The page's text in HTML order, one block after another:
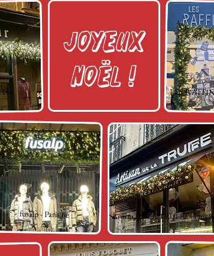
Joyeux
Noël !
LES
fusalp - Paris 6e Artisan DE LA TRUFFE - Paris